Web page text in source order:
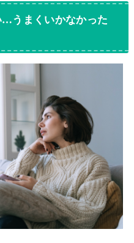
…うまくいかなかった